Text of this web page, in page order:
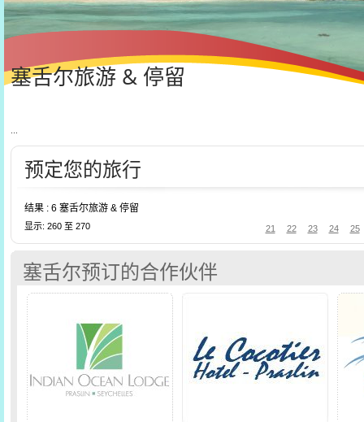
塞舌尔旅游 & 停留
...
预定您的旅行
结果 : 6 塞舌尔旅游 & 停留
21 22 23 24 25
显示: 260 至 270
塞舌尔预订的合作伙伴